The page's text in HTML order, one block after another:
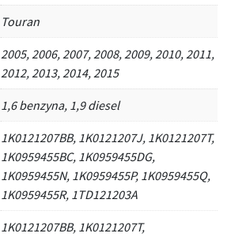
Touran
2005, 2006, 2007, 2008, 2009, 2010, 2011,
2012, 2013, 2014, 2015
1,6 benzyna, 1,9 diesel
1K0121207BB, 1K0121207J, 1K0121207T,
1K0959455BC, 1K0959455DG,
1K0959455N, 1K0959455P, 1K0959455Q,
1K0959455R, 1TD121203A
1K0121207BB, 1K0121207T,